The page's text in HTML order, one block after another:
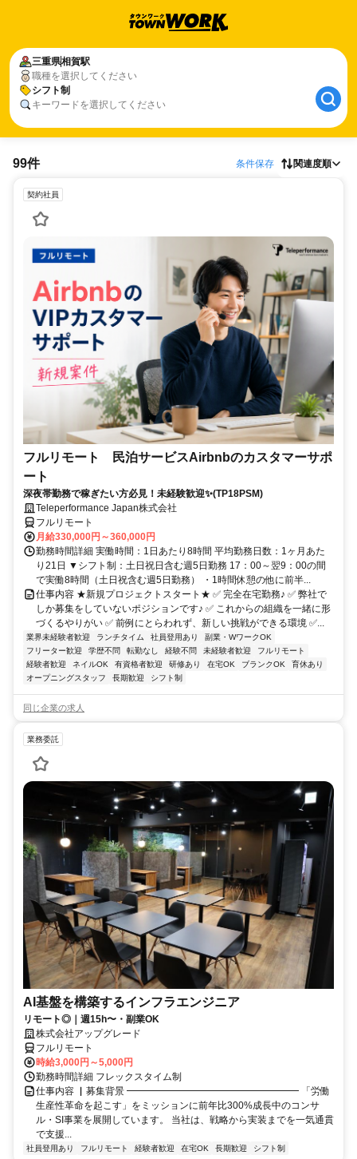
三重県相賀駅
職種を選択してください
シフト制
キーワードを選択してください
99件 条件保存 関連度順
契約社員
フルリモート 民泊サービスAirbnbのカスタマーサポ
ート
深夜帯勤務で稼ぎたい方必見！未経験歓迎✨(TP18PSM)
Teleperformance Japan株式会社
フルリモート
月給330,000円～360,000円
勤務時間詳細 実働時間：1日あたり8時間 平均勤務日数：1ヶ月あた
り21日 ▼シフト制：土日祝日含む週5日勤務 17：00～翌9：00の間
で実働8時間（土日祝含む週5日勤務） ・1時間休憩の他に前半...
仕事内容 ★新規プロジェクトスタート★ ✅ 完全在宅勤務♪ ✅ 弊社で
しか募集をしていないポジションです♪ ✅ これからの組織を一緒に形
づくるやりがい ✅ 前例にとらわれず、新しい挑戦ができる環境 ✅...
業界未経験者歓迎 ランチタイム 社員登用あり
副業・WワークOK
フリーター歓迎
学歴不問 転勤なし 経験不問 未経験者歓迎
フルリモート
経験者歓迎
ネイルOK 有資格者歓迎 研修あり 在宅OK ブランクOK
育休あり
オープニングスタッフ
長期歓迎 シフト制
同じ企業の求人
業務委託
AI基盤を構築するインフラエンジニア
リモート◎｜週15h〜・副業OK
株式会社アップグレード
フルリモート
時給3,000円～5,000円
勤務時間詳細 フレックスタイム制
仕事内容 ▏募集背景 ━━━━━━━━━━━━━━━━━━ 「労働
生産性革命を起こす」をミッションに前年比300%成長中のコンサ
ル・SI事業を展開しています。 当社は、戦略から実装までを一気通貫
で支援...
社員登用あり フルリモート 経験者歓迎 在宅OK 長期歓迎 シフト制